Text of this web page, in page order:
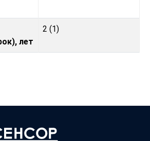
лет
2 (1)